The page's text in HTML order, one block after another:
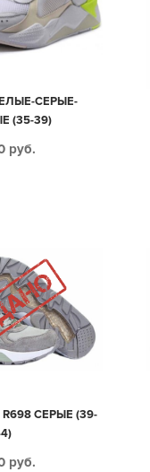
СЕРЫЕ-
(35-39)
руб.
R698 СЕРЫЕ (39-
руб.